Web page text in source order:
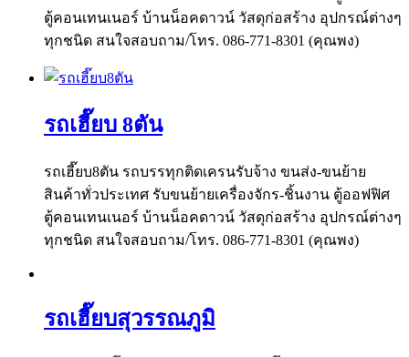
ตู้คอนเทนเนอร์ บ้านน็อคดาวน์ วัสดุก่อสร้าง อุปกรณ์ต่างๆ
ทุกชนิด สนใจสอบถาม/โทร. 086-771-8301 (คุณพง)
รถเฮี๊ยบ 8ตัน
รถเฮี๊ยบ8ตัน รถบรรทุกติดเครนรับจ้าง ขนส่ง-ขนย้าย
สินค้าทั่วประเทศ รับขนย้ายเครื่องจักร-ชิ้นงาน ตู้ออฟฟิศ
ตู้คอนเทนเนอร์ บ้านน็อคดาวน์ วัสดุก่อสร้าง อุปกรณ์ต่างๆ
ทุกชนิด สนใจสอบถาม/โทร. 086-771-8301 (คุณพง)
รถเฮี๊ยบสุวรรณภูมิ